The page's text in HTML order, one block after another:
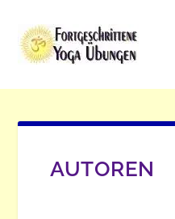
AUTOREN